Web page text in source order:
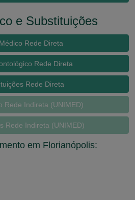
e Substituições
Rede Direta
Rede Direta
Rede Direta
Rede Indireta (UNIMED)
Rede Indireta (UNIMED)
em Florianópolis: